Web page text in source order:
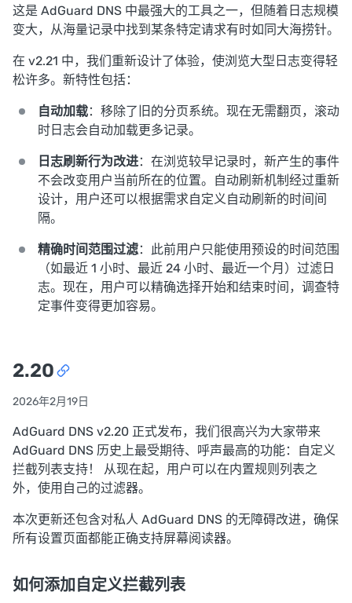
这是 AdGuard DNS 中最强大的工具之一，但随着日志规模
变大，从海量记录中找到某条特定请求有时如同大海捞针。
在 v2.21 中，我们重新设计了体验，使浏览大型日志变得轻
松许多。新特性包括：
自动加载：移除了旧的分页系统。现在无需翻页，滚动
时日志会自动加载更多记录。
日志刷新行为改进：在浏览较早记录时，新产生的事件
不会改变用户当前所在的位置。自动刷新机制经过重新
设计，用户还可以根据需求自定义自动刷新的时间间
隔。
精确时间范围过滤：此前用户只能使用预设的时间范围
（如最近 1 小时、最近 24 小时、最近一个月）过滤日
志。现在，用户可以精确选择开始和结束时间，调查特
定事件变得更加容易。
2.20
2026年2月19日
AdGuard DNS v2.20 正式发布，我们很高兴为大家带来
AdGuard DNS 历史上最受期待、呼声最高的功能：自定义
拦截列表支持！ 从现在起，用户可以在内置规则列表之
外，使用自己的过滤器。
本次更新还包含对私人 AdGuard DNS 的无障碍改进，确保
所有设置页面都能正确支持屏幕阅读器。
如何添加自定义拦截列表